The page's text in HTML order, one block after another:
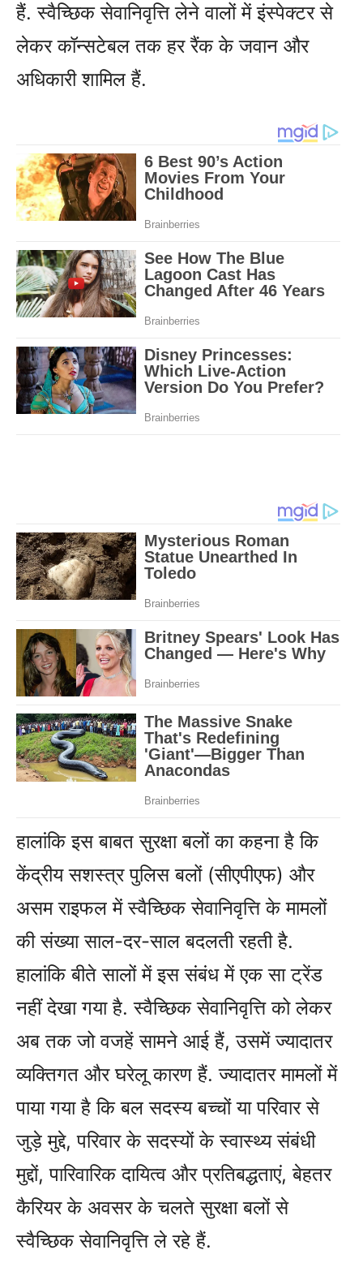
हैं. स्‍वैच्छिक सेवानिवृत्ति लेने वालों में इंस्‍पेक्‍टर से
लेकर कॉन्‍सटेबल तक हर रैंक के जवान और
अधिकारी शामिल हैं.
हालांकि इस बाबत सुरक्षा बलों का कहना है कि
केंद्रीय सशस्त्र पुलिस बलों (सीएपीएफ) और
असम राइफल में स्वैच्छिक सेवानिवृत्ति के मामलों
की संख्या साल-दर-साल बदलती रहती है.
हालांकि बीते सालों में इस संबंध में एक सा ट्रेंड
नहीं देखा गया है. स्वैच्छिक सेवानिवृत्ति को लेकर
अब तक जो वजहें सामने आई हैं, उसमें ज्‍यादातर
व्यक्तिगत और घरेलू कारण हैं. ज्‍यादातर मामलों में
पाया गया है कि बल सदस्‍य बच्चों या परिवार से
जुड़े मुद्दे, परिवार के सदस्यों के स्वास्थ्य संबंधी
मुद्दों, पारिवारिक दायित्व और प्रतिबद्धताएं, बेहतर
कैरियर के अवसर के चलते सुरक्षा बलों से
स्वैच्छिक सेवानिवृत्ति ले रहे हैं.